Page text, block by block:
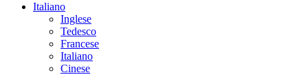
Italiano
Inglese
Tedesco
Francese
Italiano
Cinese